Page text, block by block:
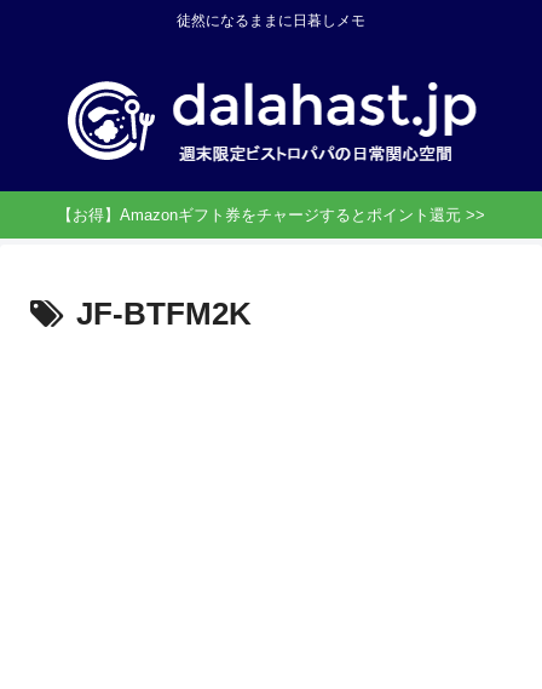
徒然になるままに日暮しメモ
【お得】Amazonギフト券をチャージするとポイント還元 >>
JF-BTFM2K